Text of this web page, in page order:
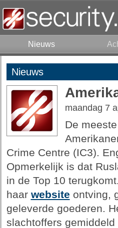
Nieuws
Nieuws
maandag 7
De
Crime Centre (IC3).
Opmerkelijk is dat
in de Top 10
haar website ontving,
geleverde goederen.
slachtoffers